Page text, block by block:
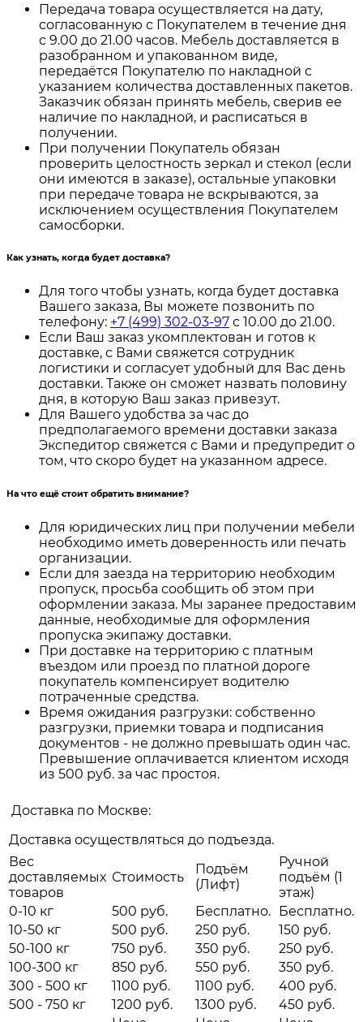
Передача товара осуществляется на дату,
согласованную с Покупателем в течение дня
с 9.00 до 21.00 часов. Мебель доставляется в
разобранном и упакованном виде,
передаётся Покупателю по накладной с
указанием количества доставленных пакетов.
Заказчик обязан принять мебель, сверив ее
наличие по накладной, и расписаться в
получении.
При получении Покупатель обязан
проверить целостность зеркал и стекол (если
они имеются в заказе), остальные упаковки
при передаче товара не вскрываются, за
исключением осуществления Покупателем
самосборки.
Как узнать, когда будет доставка?
Для того чтобы узнать, когда будет доставка
Вашего заказа, Вы можете позвонить по
телефону: +7 (499) 302-03-97 с 10.00 до 21.00.
Если Ваш заказ укомплектован и готов к
доставке, с Вами свяжется сотрудник
логистики и согласует удобный для Вас день
доставки. Также он сможет назвать половину
дня, в которую Ваш заказ привезут.
Для Вашего удобства за час до
предполагаемого времени доставки заказа
Экспедитор свяжется с Вами и предупредит о
том, что скоро будет на указанном адресе.
На что ещё стоит обратить внимание?
Для юридических лиц при получении мебели
необходимо иметь доверенность или печать
организации.
Если для заезда на территорию необходим
пропуск, просьба сообщить об этом при
оформлении заказа. Мы заранее предоставим
данные, необходимые для оформления
пропуска экипажу доставки.
При доставке на территорию с платным
въездом или проезд по платной дороге
покупатель компенсирует водителю
потраченные средства.
Время ожидания разгрузки: собственно
разгрузки, приемки товара и подписания
документов - не должно превышать один час.
Превышение оплачивается клиентом исходя
из 500 руб. за час простоя.
Доставка по Москве:
Доставка осуществляться до подъезда.
Вес
доставляемых
товаров
Стоимость
Подъём
(Лифт)
Ручной
подъём (1
этаж)
0-10 кг
500 руб. Бесплатно.
Бесплатно.
10-50 кг
500 руб. 250 руб.
150 руб.
50-100 кг
750 руб. 350 руб.
250 руб.
100-300 кг
850 руб. 550 руб.
350 руб.
300 - 500 кг
1100 руб. 1100 руб.
400 руб.
500 - 750 кг
1200 руб. 1300 руб.
450 руб.